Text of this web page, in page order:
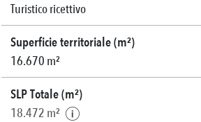
Turistico ricettivo
Superficie territoriale (m²)
16.670 m²
SLP Totale (m²)
18.472 m²